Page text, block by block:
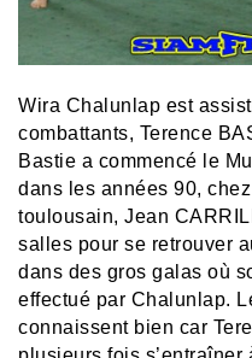
Wira Chalunlap est
combattants, Terence
Bastie a commencé le
dans les années 90,
toulousain, Jean
salles pour se retrouver
dans des gros galas où
effectué par Chalunlap.
connaissent bien car